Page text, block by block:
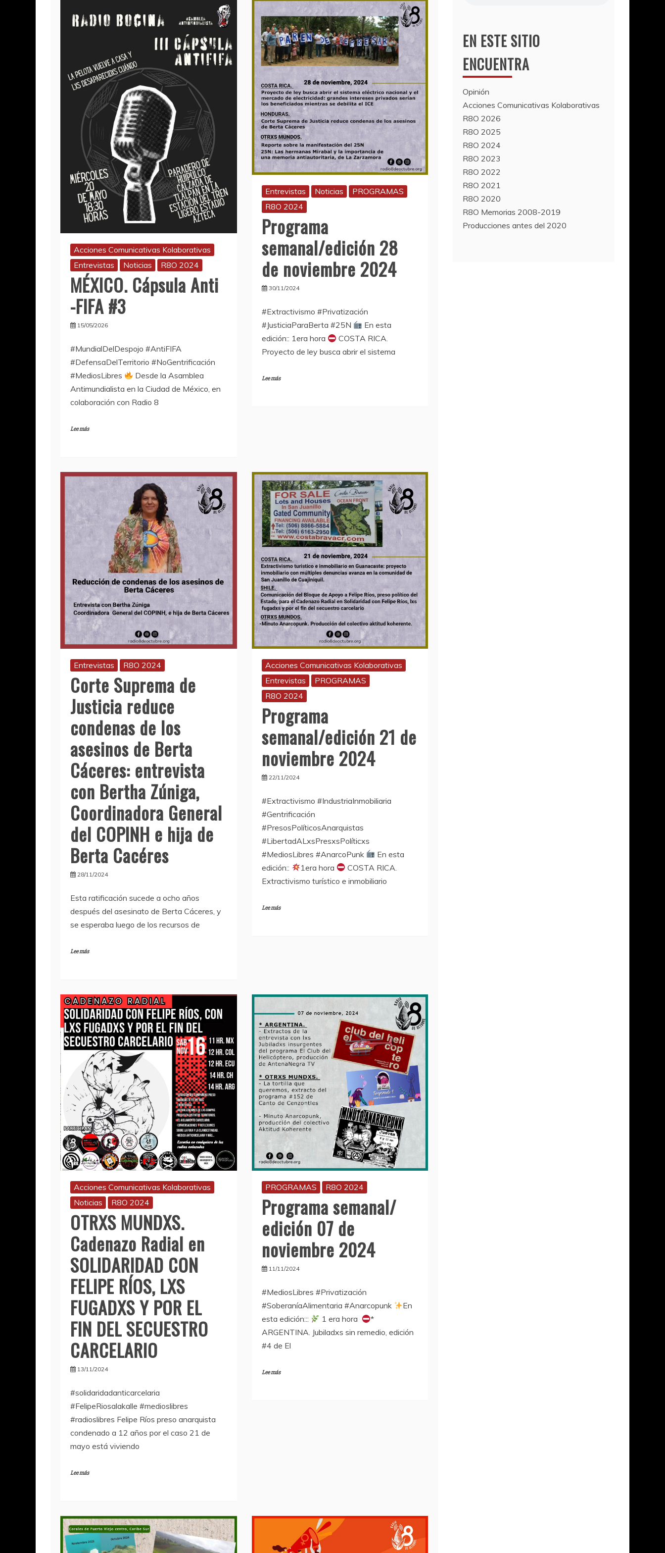
Acciones Comunicativas Kolaborativas
Entrevistas
Noticias R8O 2024
MÉXICO. Cápsula Anti
-FIFA #3
15/05/2026
#MundialDelDespojo #AntiFIFA
#DefensaDelTerritorio #NoGentrificación
#MediosLibres
Desde la Asamblea
Antimundialista en la Ciudad de México, en
colaboración con Radio 8
Lee más
Entrevistas Noticias
PROGRAMAS
R8O 2024
Programa
semanal/edición 28
de noviembre 2024
30/11/2024
#Extractivismo #Privatización
#JusticiaParaBerta #25N
En esta
edición:: 1era hora
COSTA RICA.
Proyecto de ley busca abrir el sistema
Lee más
Entrevistas R8O 2024
Corte Suprema de
Justicia reduce
condenas de los
asesinos de Berta
Cáceres: entrevista
con Bertha Zúniga,
Coordinadora General
del COPINH e hija de
Berta Cacéres
28/11/2024
Esta ratificación sucede a ocho años
después del asesinato de Berta Cáceres, y
se esperaba luego de los recursos de
Lee más
Acciones Comunicativas Kolaborativas
Entrevistas
PROGRAMAS
R8O 2024
Programa
semanal/edición 21 de
noviembre 2024
22/11/2024
#Extractivismo #IndustriaInmobiliaria
#Gentrificación
#PresosPolíticosAnarquistas
#LibertadALxsPresxsPolíticxs
#MediosLibres #AnarcoPunk
En esta
edición::
1era hora
COSTA RICA.
Extractivismo turístico e inmobiliario
Lee más
Acciones Comunicativas Kolaborativas
Noticias
R8O 2024
OTRXS MUNDXS.
Cadenazo Radial en
SOLIDARIDAD CON
FELIPE RÍOS, LXS
FUGADXS Y POR EL
FIN DEL SECUESTRO
CARCELARIO
13/11/2024
#solidaridadanticarcelaria
#FelipeRiosalakalle #medioslibres
#radioslibres Felipe Ríos preso anarquista
condenado a 12 años por el caso 21 de
mayo está viviendo
Lee más
PROGRAMAS R8O 2024
Programa semanal/
edición 07 de
noviembre 2024
11/11/2024
#MediosLibres #Privatización
#SoberaníaAlimentaria #Anarcopunk
En
esta edición:::
1 era hora
*
ARGENTINA. Jubiladxs sin remedio, edición
#4 de El
Lee más
EN ESTE SITIO
ENCUENTRA
Opinión
Acciones Comunicativas Kolaborativas
R8O 2026
R8O 2025
R8O 2024
R8O 2023
R8O 2022
R8O 2021
R8O 2020
R8O Memorias 2008-2019
Producciones antes del 2020